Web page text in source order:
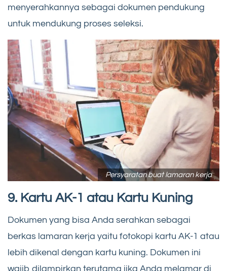
menyerahkannya sebagai dokumen pendukung
untuk mendukung proses seleksi.
Persyaratan buat lamaran kerja
9. Kartu AK-1 atau Kartu Kuning
Dokumen yang bisa Anda serahkan sebagai
berkas lamaran kerja yaitu fotokopi kartu AK-1 atau
lebih dikenal dengan kartu kuning. Dokumen ini
wajib dilampirkan terutama jika Anda melamar di